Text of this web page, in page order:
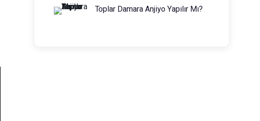
Toplar Damara Anjiyo Yapılır Mı?